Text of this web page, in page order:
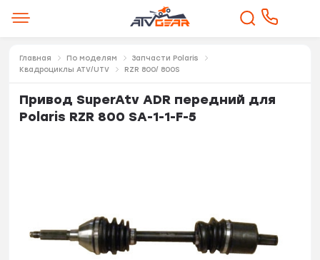
Главная По моделям
Запчасти Polaris
Квадроциклы ATV/UTV
RZR 800/ 800S
Привод SuperAtv ADR передний для
Polaris RZR 800 SA-1-1-F-5